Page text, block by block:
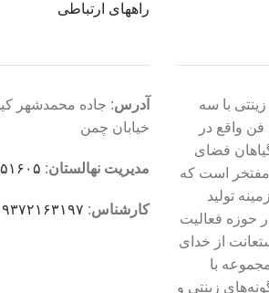
با سه
فن واقع در
فضای
مفتخر است که
تولید
حوزه فعالیت
از خدای
با
زینتی و
راههای ارتباطی
آدرس
خیابان چمن
مدیریت نهالستان:
کارشناس: